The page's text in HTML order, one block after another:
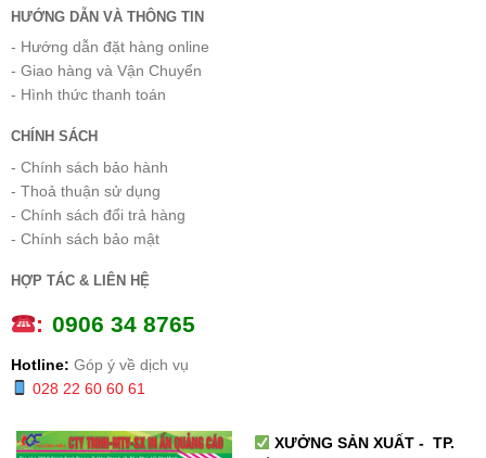
HƯỚNG DẪN VÀ THÔNG TIN
- Hướng dẫn đặt hàng online
- Giao hàng và Vận Chuyển
- Hình thức thanh toán
CHÍNH SÁCH
- Chính sách bảo hành
- Thoả thuận sử dụng
- Chính sách đổi trả hàng
- Chính sách bảo mật
HỢP TÁC & LIÊN HỆ
: 0906 34 8765
Hotline: Góp ý về dịch vụ
028 22 60 60 61
XƯỞNG SẢN XUẤT - TP.